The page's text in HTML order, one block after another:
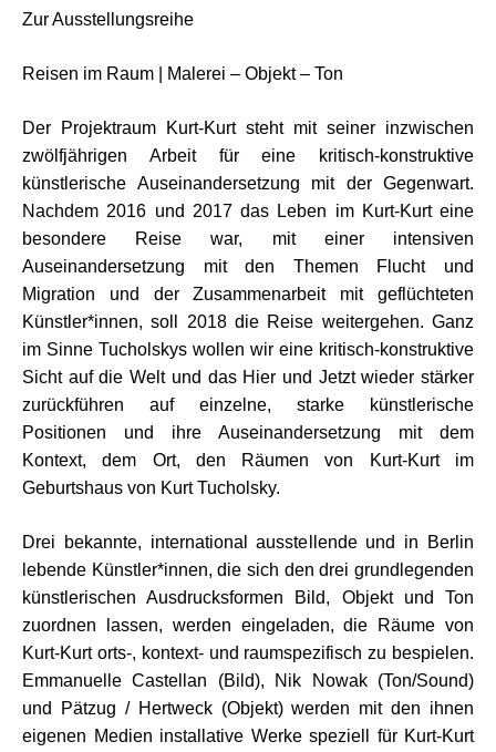
Zur Ausstellungsreihe
Reisen im Raum | Malerei – Objekt – Ton
Der Projektraum Kurt-Kurt steht mit seiner inzwischen
zwölfjährigen Arbeit für eine kritisch-konstruktive
künstlerische Auseinandersetzung mit der Gegenwart.
Nachdem 2016 und 2017 das Leben im Kurt-Kurt eine
besondere Reise war, mit einer intensiven
Auseinandersetzung mit den Themen Flucht und
Migration und der Zusammenarbeit mit geflüchteten
Künstler*innen, soll 2018 die Reise weitergehen. Ganz
im Sinne Tucholskys wollen wir eine kritisch-konstruktive
Sicht auf die Welt und das Hier und Jetzt wieder stärker
zurückführen auf einzelne, starke künstlerische
Positionen und ihre Auseinandersetzung mit dem
Kontext, dem Ort, den Räumen von Kurt-Kurt im
Geburtshaus von Kurt Tucholsky.
Drei bekannte, international ausstellende und in Berlin
lebende Künstler*innen, die sich den drei grundlegenden
künstlerischen Ausdrucksformen Bild, Objekt und Ton
zuordnen lassen, werden eingeladen, die Räume von
Kurt-Kurt orts-, kontext- und raumspezifisch zu bespielen.
Emmanuelle Castellan (Bild), Nik Nowak (Ton/Sound)
und Pätzug / Hertweck (Objekt) werden mit den ihnen
eigenen Medien installative Werke speziell für Kurt-Kurt